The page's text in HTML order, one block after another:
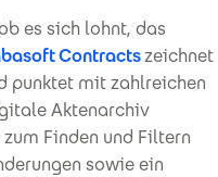
es sich lohnt, das
Contractszeichnet
punktet mit zahlreichen
Aktenarchiv
Finden und Filtern
sowie ein